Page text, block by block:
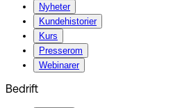
Nyheter
Kundehistorier
Kurs
Presserom
Webinarer
Bedrift